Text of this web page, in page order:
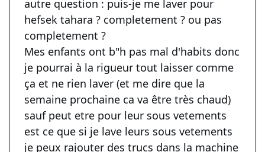
autre question : puis-je me laver pour
hefsek tahara ? completement ? ou pas
completement ?
Mes enfants ont b"h pas mal d'habits donc
je pourrai à la rigueur tout laisser comme
ça et ne rien laver (et me dire que la
semaine prochaine ca va être très chaud)
sauf peut etre pour leur sous vetements
est ce que si je lave leurs sous vetements
je peux rajouter des trucs dans la machine